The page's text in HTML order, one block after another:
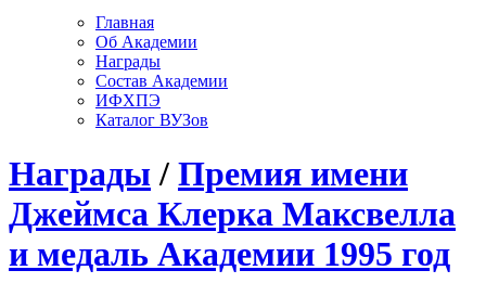
Главная
Об Академии
Награды
Состав Академии
ИФХПЭ
Каталог ВУЗов
Награды / Премия имени
Джеймса Клерка Максвелла
и медаль Академии 1995 год